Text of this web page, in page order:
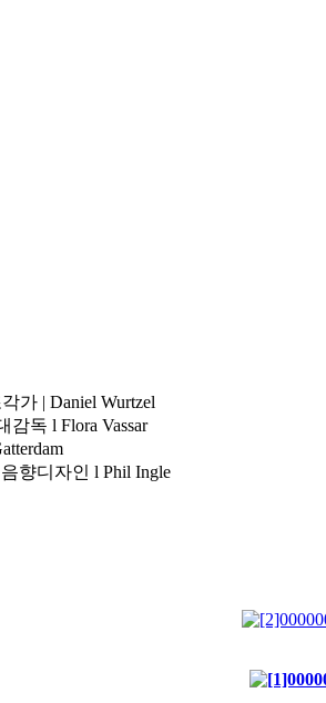
가 | Daniel Wurtzel
감독 l Flora Vassar
향디자인 l Phil Ingle